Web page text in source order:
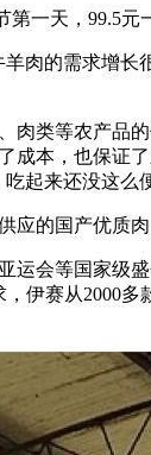
第一天，99.5元
肉的需求增长
肉类等农产品
成本，也保证
起来还没这么
应的国产优质
运会等国家级
伊赛从2000